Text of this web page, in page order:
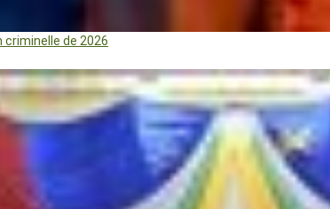
criminelle de 2026